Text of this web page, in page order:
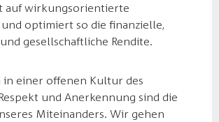
auf wirkungsorientierte
optimiert so die finanzielle,
gesellschaftliche Rendite.
einer offenen Kultur des
und Anerkennung sind die
Miteinanders. Wir gehen